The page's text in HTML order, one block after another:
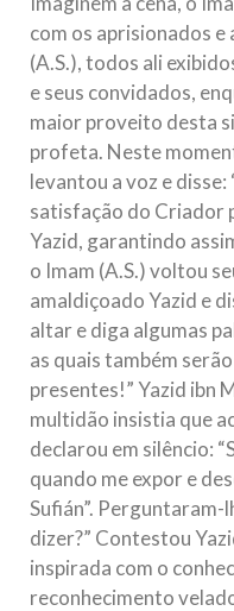
com os aprisionados e
(A.S.), todos ali
e seus convidados,
maior proveito desta
profeta. Neste
levantou a voz e
satisfação do Criador
Yazid, garantindo
o Imam (A.S.) voltou
amaldiçoado Yazid e
altar e diga algumas
as quais também
presentes!” Yazid ibn
multidão insistia que
declarou em silêncio:
quando me expor e
Sufián”. Perguntaram-
dizer?” Contestou
inspirada com o
reconhecimento